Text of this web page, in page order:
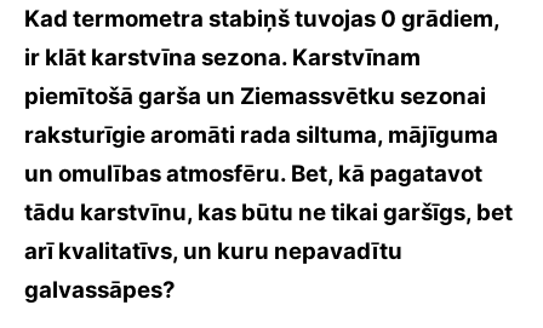
Kad termometra stabiņš tuvojas 0 grādiem,
ir klāt karstvīna sezona. Karstvīnam
piemītošā garša un Ziemassvētku sezonai
raksturīgie aromāti rada siltuma, mājīguma
un omulības atmosfēru. Bet, kā pagatavot
tādu karstvīnu, kas būtu ne tikai garšīgs, bet
arī kvalitatīvs, un kuru nepavadītu
galvassāpes?